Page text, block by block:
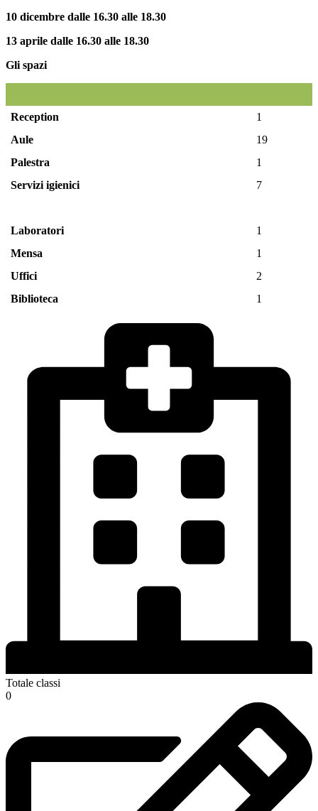
10 dicembre dalle 16.30 alle 18.30
13 aprile dalle 16.30 alle 18.30
Gli spazi
Reception
1
Aule
19
Palestra
1
Servizi igienici
7
Laboratori
1
Mensa
1
Uffici
2
Biblioteca
1
Totale classi
0